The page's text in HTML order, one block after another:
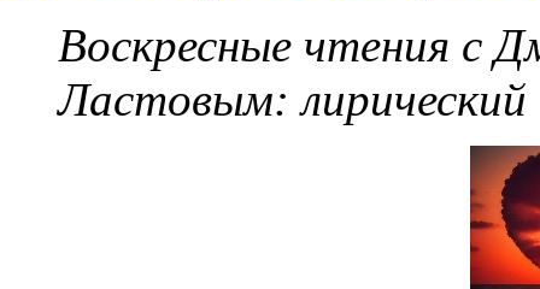
Воскресные чтения с
Ластовым: